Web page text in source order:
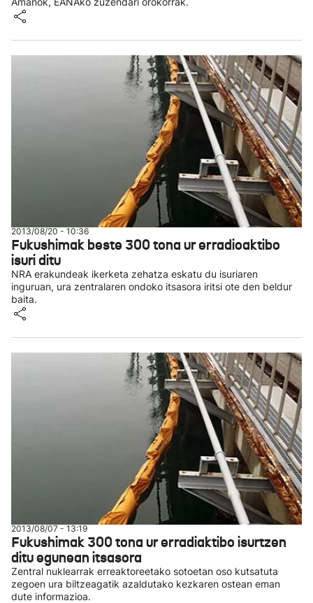
2013/08/20 - 10:36
Fukushimak beste 300 tona ur erradioaktibo
isuri ditu
NRA erakundeak ikerketa zehatza eskatu du isuriaren
inguruan, ura zentralaren ondoko itsasora iritsi ote den beldur
baita.
2013/08/07 - 13:19
Fukushimak 300 tona ur erradiaktibo isurtzen
ditu egunean itsasora
Zentral nuklearrak erreaktoreetako sotoetan oso kutsatuta
zegoen ura biltzeagatik azaldutako kezkaren ostean eman
dute informazioa.